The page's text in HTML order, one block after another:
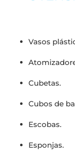
Vasos
Cubetas.
Cubos de
Escobas.
Esponjas.